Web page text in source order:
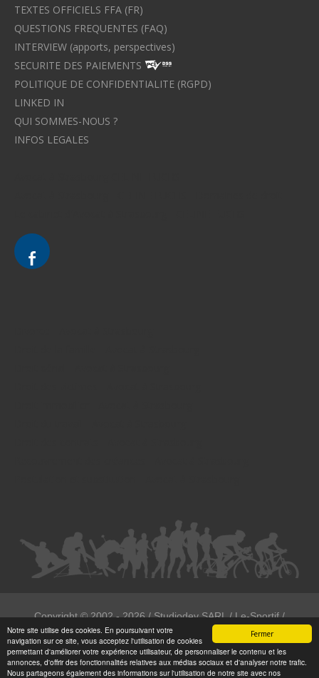
Fermer
Notre site utilise des cookies. En poursuivant votre
navigation sur ce site, vous acceptez l'utilisation de cookies
permettant d'améliorer votre expérience utilisateur, de personnaliser le contenu et les
annonces, d'offrir des fonctionnalités relatives aux médias sociaux et d'analyser notre trafic.
Nous partageons également des informations sur l'utilisation de notre site avec nos
TEXTES OFFICIELS FFA (FR)
QUESTIONS FREQUENTES (FAQ)
INTERVIEW (apports, perspectives)
SECURITE DES PAIEMENTS
POLITIQUE DE CONFIDENTIALITE (RGPD)
LINKED IN
QUI SOMMES-NOUS ?
INFOS LEGALES
Copyright ©2002 - 2026/ Studiodev SARL / Le-Sportif /
Registration4all
Tous droits réservées.
Numéro de déclaration CNIL : 1999972